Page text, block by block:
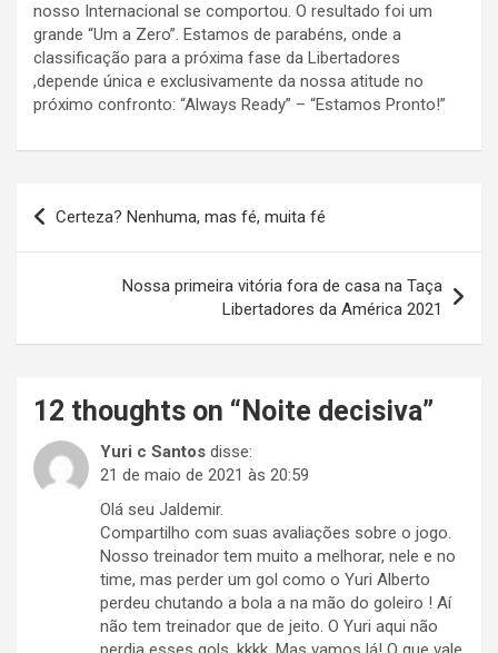
nosso Internacional se comportou. O resultado foi um
grande “Um a Zero”. Estamos de parabéns, onde a
classificação para a próxima fase da Libertadores
,depende única e exclusivamente da nossa atitude no
próximo confronto: “Always Ready” – “Estamos Pronto!”
Navegação
de
Certeza? Nenhuma, mas fé, muita fé
Nossa primeira vitória fora de casa na Taça
Libertadores da América 2021
12 thoughts on “ Noite decisiva”
Yuri c Santos disse:
21 de maio de 2021 às 20:59
Olá seu Jaldemir.
Compartilho com suas avaliações sobre o jogo.
Nosso treinador tem muito a melhorar, nele e no
time, mas perder um gol como o Yuri Alberto
perdeu chutando a bola a na mão do goleiro ! Aí
não tem treinador que de jeito. O Yuri aqui não